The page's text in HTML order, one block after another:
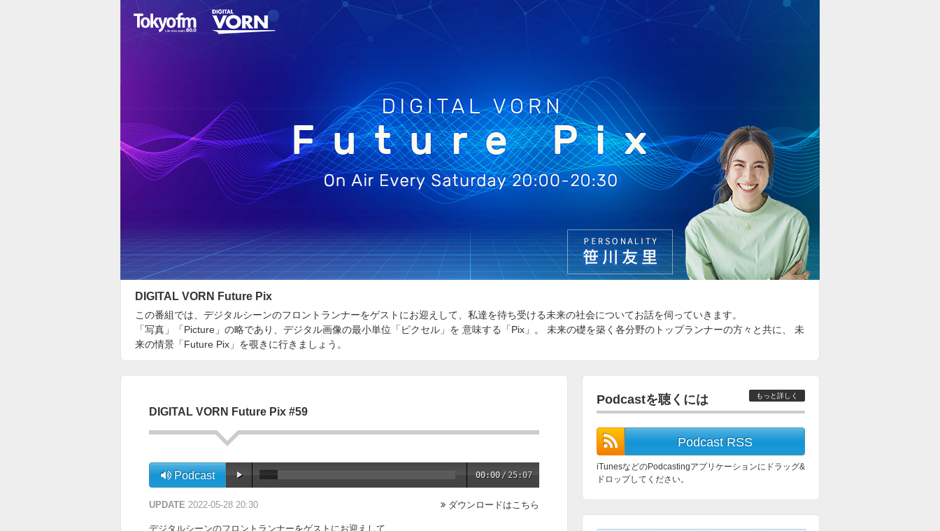
DIGITAL VORN Future Pix
この番組では、デジタルシーンのフロントランナーをゲストにお迎えして、私達を待ち受ける未来の社会についてお話を伺っていきます。
「写真」「Picture」の略であり、デジタル画像の最小単位「ピクセル」を 意味する「Pix」。 未来の礎を築く各分野のトップランナーの方々と共に、 未
来の情景「Future Pix」を覗きに行きましょう。
DIGITAL VORN Future Pix #59
Podcast 00:00 / 25:07
ダウンロードはこちら
UPDATE 2022-05-28 20:30
デジタルシーンのフロントランナーをゲストにお迎えして、
Podcastを聴くには もっと詳しく
Podcast RSS
iTunesなどのPodcastingアプリケーションにドラッグ&
ドロップしてください。